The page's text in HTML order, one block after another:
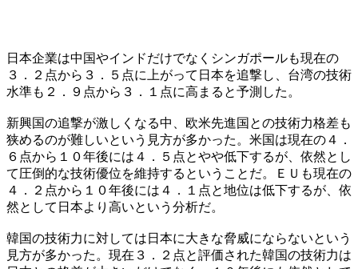
日本企業は中国やインドだけでなくシンガポールも現在の
３．２点から３．５点に上がって日本を追撃し、台湾の技術
水準も２．９点から３．１点に高まると予測した。
新興国の追撃が激しくなる中、欧米先進国との技術力格差も
狭めるのが難しいという見方が多かった。米国は現在の４．
６点から１０年後には４．５点とやや低下するが、依然とし
て圧倒的な技術優位を維持するということだ。ＥＵも現在の
４．２点から１０年後には４．１点と地位は低下するが、依
然として日本より高いという分析だ。
韓国の技術力に対しては日本に大きな脅威にならないという
見方が多かった。現在３．２点と評価された韓国の技術力は